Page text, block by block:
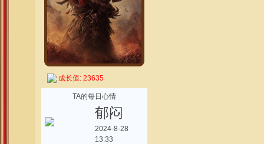
成长值: 23635
TA的每日心情
郁闷
2024-8-28
13:33